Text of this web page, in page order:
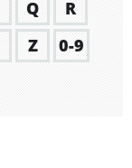
Q
R
Z
0-9